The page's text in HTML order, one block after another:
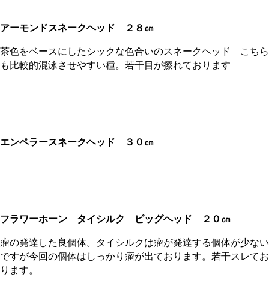
アーモンドスネークヘッド ２８㎝
茶色をベースにしたシックな色合いのスネークヘッド こちら
も比較的混泳させやすい種。若干目が擦れております
エンペラースネークヘッド ３０㎝
フラワーホーン タイシルク ビッグヘッド
２０㎝
瘤の発達した良個体。タイシルクは瘤が発達する個体が少ない
ですが今回の個体はしっかり瘤が出ております。若干スレてお
ります。